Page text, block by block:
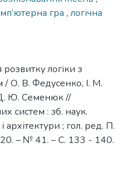
гра , логічна
логіки з
/ О. В. Федусенко, І. М.
Ю. Семенюк //
систем : зб. наук.
; гол. ред. П.
– № 41. – С. 133 - 140.